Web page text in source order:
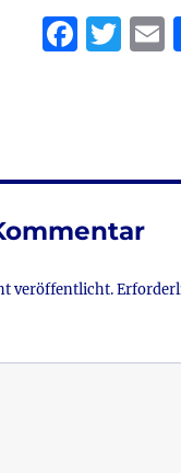
F
b
o
k
T
r
veröffentlicht.